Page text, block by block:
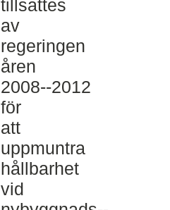
tillsattes
av
regeringen
åren
2008-­‐2012
för
att
uppmuntra
hållbarhet
vid